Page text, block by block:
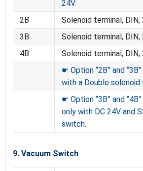
24V.
2B
Solenoid terminal,
3B
Solenoid terminal,
4B
Solenoid terminal,
☛ Option “2B” and
with a Double solenoid
☛ Option “3B” and
only with DC 24V and
switch.
9. Vacuum Switch